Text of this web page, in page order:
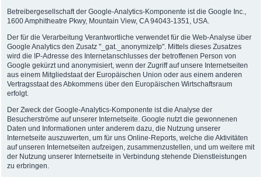
Betreibergesellschaft der Google-Analytics-Komponente ist die Google Inc.,
1600 Amphitheatre Pkwy, Mountain View, CA 94043-1351, USA.
Der für die Verarbeitung Verantwortliche verwendet für die Web-Analyse über
Google Analytics den Zusatz "_gat._anonymizeIp". Mittels dieses Zusatzes
wird die IP-Adresse des Internetanschlusses der betroffenen Person von
Google gekürzt und anonymisiert, wenn der Zugriff auf unsere Internetseiten
aus einem Mitgliedstaat der Europäischen Union oder aus einem anderen
Vertragsstaat des Abkommens über den Europäischen Wirtschaftsraum
erfolgt.
Der Zweck der Google-Analytics-Komponente ist die Analyse der
Besucherströme auf unserer Internetseite. Google nutzt die gewonnenen
Daten und Informationen unter anderem dazu, die Nutzung unserer
Internetseite auszuwerten, um für uns Online-Reports, welche die Aktivitäten
auf unseren Internetseiten aufzeigen, zusammenzustellen, und um weitere mit
der Nutzung unserer Internetseite in Verbindung stehende Dienstleistungen
zu erbringen.